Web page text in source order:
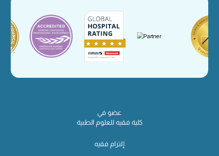
عضو في
كلية فقيه للعلوم الطبية
إلتزام فقيه